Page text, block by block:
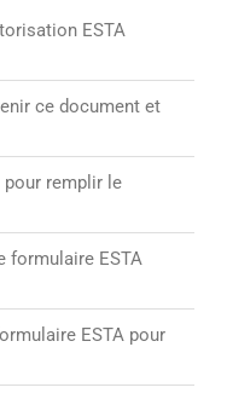
ESTA
ce document et
remplir le
formulaire ESTA
ESTA pour